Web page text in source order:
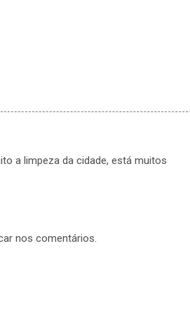
a limpeza da cidade, está muitos
nos comentários.